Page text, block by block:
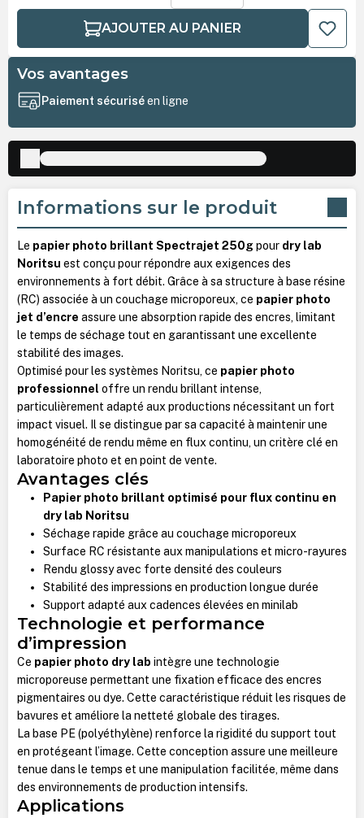
AJOUTER AU PANIER
Vos avantages
Paiement sécuriséen ligne
Informations sur le produit
Le papier photo brillant Spectrajet 250g pour dry lab
Noritsu est conçu pour répondre aux exigences des
environnements à fort débit. Grâce à sa structure à base résine
(RC) associée à un couchage microporeux, ce papier photo
jet d’encre assure une absorption rapide des encres, limitant
le temps de séchage tout en garantissant une excellente
stabilité des images.
Optimisé pour les systèmes Noritsu, ce papier photo
professionnel offre un rendu brillant intense,
particulièrement adapté aux productions nécessitant un fort
impact visuel. Il se distingue par sa capacité à maintenir une
homogénéité de rendu même en flux continu, un critère clé en
laboratoire photo et en point de vente.
Avantages clés
Papier photo brillant optimisé pour flux continu en
dry lab Noritsu
Séchage rapide grâce au couchage microporeux
Surface RC résistante aux manipulations et micro-rayures
Rendu glossy avec forte densité des couleurs
Stabilité des impressions en production longue durée
Support adapté aux cadences élevées en minilab
Technologie et performance
d’impression
Ce papier photo dry lab intègre une technologie
microporeuse permettant une fixation efficace des encres
pigmentaires ou dye. Cette caractéristique réduit les risques de
bavures et améliore la netteté globale des tirages.
La base PE (polyéthylène) renforce la rigidité du support tout
en protégeant l’image. Cette conception assure une meilleure
tenue dans le temps et une manipulation facilitée, même dans
des environnements de production intensifs.
Applications